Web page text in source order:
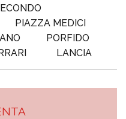
PIAZZA MEDICI
PORFIDO
LANCIA